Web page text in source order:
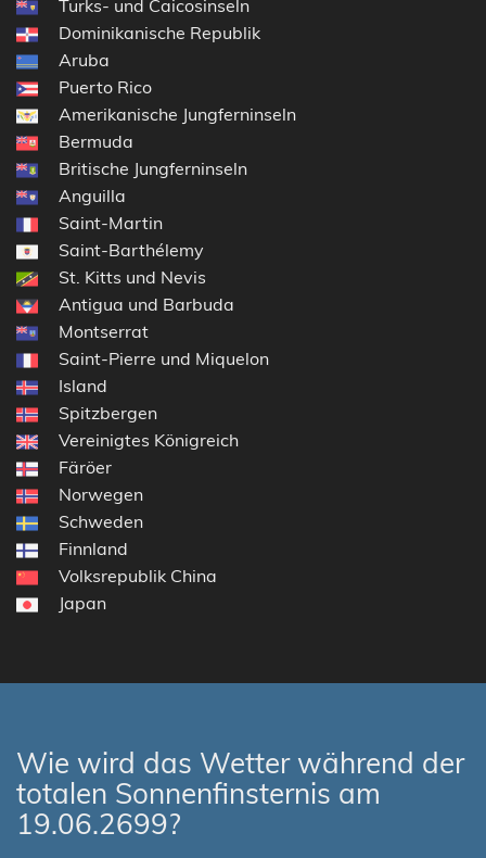
Turks- und Caicosinseln
Dominikanische Republik
Aruba
Puerto Rico
Amerikanische Jungferninseln
Bermuda
Britische Jungferninseln
Anguilla
Saint-Martin
Saint-Barthélemy
St. Kitts und Nevis
Antigua und Barbuda
Montserrat
Saint-Pierre und Miquelon
Island
Spitzbergen
Vereinigtes Königreich
Färöer
Norwegen
Schweden
Finnland
Volksrepublik China
Japan
Wie wird das Wetter während der
totalen Sonnenfinsternis am
19.06.2699?